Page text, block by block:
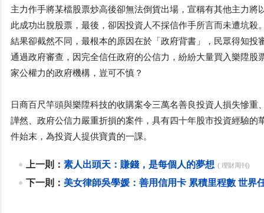
主力作手將某檔股票炒高後卻無法倒貨出場，宣稱有其他主力將
此成功出脫股票，最後，卻因投資人不採信作手所言而未遭坑殺
結果卻截然不同，最根本的原因在於「政府背書」，民眾得知投
通過政府審查，因完全信任政府的公信力，紛紛大量買入樂陞股
家公權力的政府機構，豈可不慎？
日商百尺竿頭與樂陞科技的收購案令三萬名善良投資人損失慘重
譁然、政府公信力嚴重折損的案件，具有四十年股市投資經驗的
件始末，為投資人提供寶貴的一課。
上一則：素人出頭天：賺錢，是每個人的夢想 ( 理財周刊)
下一則： 美女律師吳學媛：善用信用卡 累積里程數 世界